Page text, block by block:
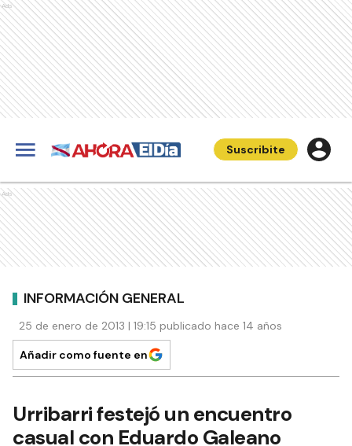
Ads
Suscribite
Ads
INFORMACIÓN GENERAL
25 de enero de 2013 | 19:15 publicado hace 14 años
Añadir como fuente en
Urribarri festejó un encuentro
casual con Eduardo Galeano